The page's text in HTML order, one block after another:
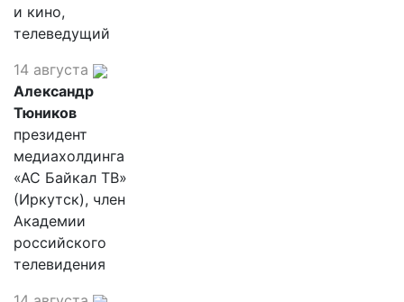
и кино,
телеведущий
14 августа
Александр
Тюников
президент
медиахолдинга
«АС Байкал ТВ»
(Иркутск), член
Академии
российского
телевидения